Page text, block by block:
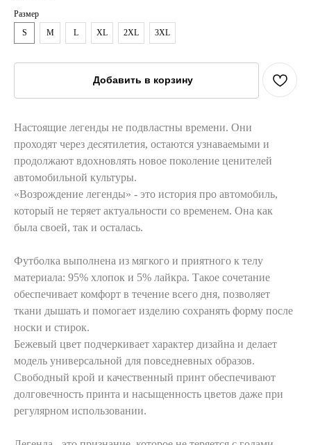
Размер
S
M L XL 2XL 3XL
Добавить в корзину
Настоящие легенды не подвластны времени. Они
проходят через десятилетия, остаются узнаваемыми и
продолжают вдохновлять новое поколение ценителей
автомобильной культуры.
«Возрождение легенды» - это история про автомобиль,
который не теряет актуальности со временем. Она как
была своей, так и осталась.
Футболка выполнена из мягкого и приятного к телу
материала: 95% хлопок и 5% лайкра. Такое сочетание
обеспечивает комфорт в течение всего дня, позволяет
ткани дышать и помогает изделию сохранять форму после
носки и стирок.
Бежевый цвет подчеркивает характер дизайна и делает
модель универсальной для повседневных образов.
Свободный крой и качественный принт обеспечивают
долговечность принта и насыщенность цветов даже при
регулярном использовании.